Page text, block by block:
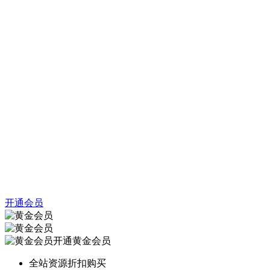
开通会员
开通黄金会员
全站资源折扣购买